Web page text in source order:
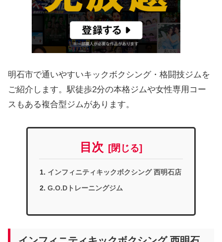
明石市で通いやすいキックボクシング・格闘技ジムを
ご紹介します。駅徒歩2分の本格ジムや女性専用コー
スもある複合型ジムがあります。
目次
インフィニティキックボクシング 西明石店
G.O.Dトレーニングジム